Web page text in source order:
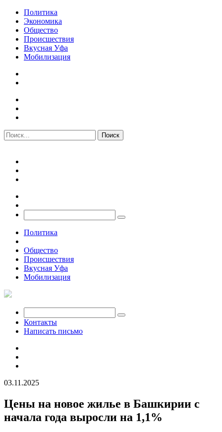
Политика
Экономика
Общество
Происшествия
Вкусная Уфа
Мобилизация
Политика
Общество
Происшествия
Вкусная Уфа
Мобилизация
Контакты
Написать письмо
03.11.2025
Цены на новое жилье в Башкирии с
начала года выросли на 1,1%